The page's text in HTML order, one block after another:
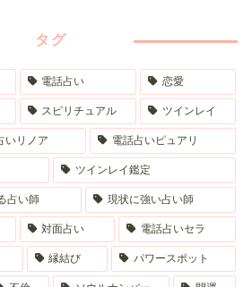
タグ
電話占い 恋愛
スピリチュアル ツインレイ
いリノア 電話占いピュアリ
ツインレイ鑑定
占い師 現状に強い占い師
対面占い 電話占いセラ
縁結び パワースポット